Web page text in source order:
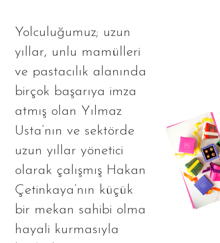
Yolculuğumuz; uzun
yıllar, unlu mamülleri
ve pastacılık alanında
birçok başarıya imza
atmış olan Yılmaz
Usta’nın ve sektörde
uzun yıllar yönetici
olarak çalışmış Hakan
Çetinkaya’nın küçük
bir mekan sahibi olma
hayali kurmasıyla